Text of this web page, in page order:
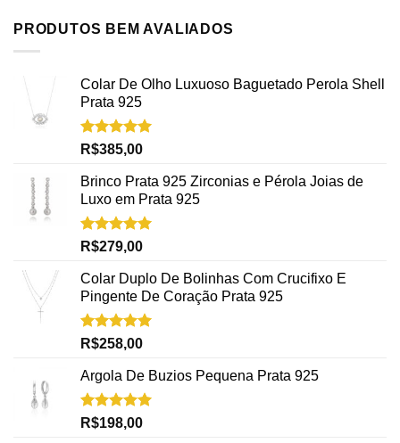
PRODUTOS BEM AVALIADOS
Colar De Olho Luxuoso Baguetado Perola Shell
Prata 925
Avaliação
5.00
de 5
R$385,00
Brinco Prata 925 Zirconias e Pérola Joias de
Luxo em Prata 925
Avaliação
5.00
de 5
R$279,00
Colar Duplo De Bolinhas Com Crucifixo E
Pingente De Coração Prata 925
Avaliação
5.00
de 5
R$258,00
Argola De Buzios Pequena Prata 925
Avaliação
5.00
de 5
R$198,00